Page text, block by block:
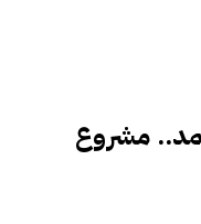
مشروع